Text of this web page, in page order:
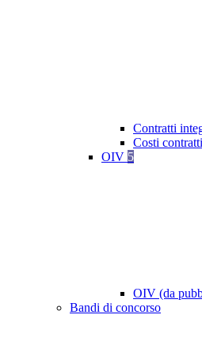
Contratti
Costi
OIV 5
OIV (da
Bandi di concorso